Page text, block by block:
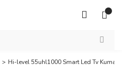
Hi-level 55uhl1000 Smart Led Tv